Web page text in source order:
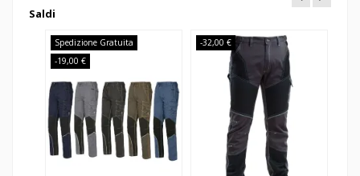
Saldi
-13,00 €